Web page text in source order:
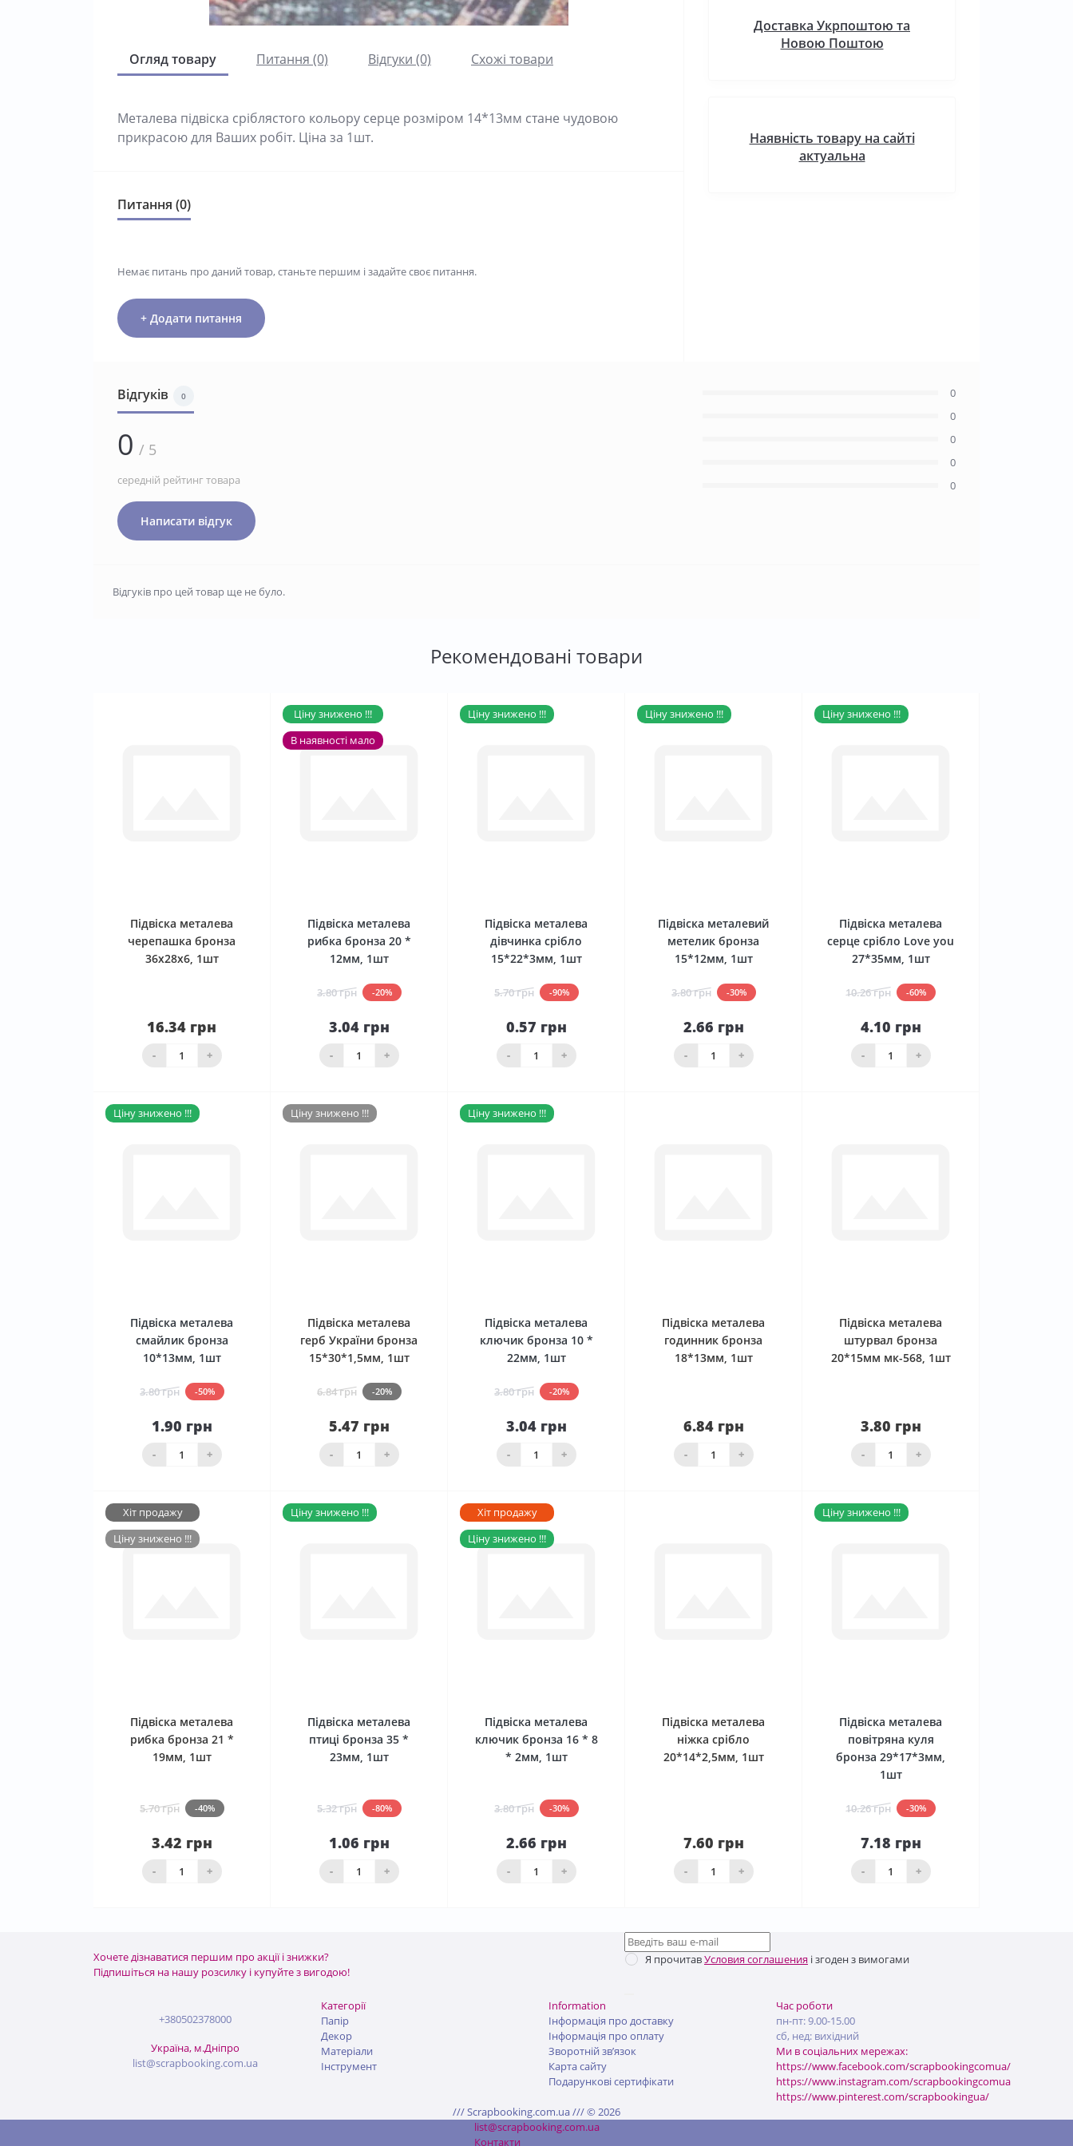
Огляд товару Питання (0) Відгуки (0) Схожі товари
Металева підвіска сріблястого кольору серце розміром 14*13мм стане чудовою
прикрасою для Ваших робіт. Ціна за 1шт.
Питання (0)
Немає питань про даний товар, станьте першим і задайте своє питання.
+ Додати питання
Доставка Укрпоштою та
Новою Поштою
Наявність товару на сайті
актуальна
Відгуків 0
0 / 5
середній рейтинг товара
Написати відгук
0
0
0
0
0
Відгуків про цей товар ще не було.
Рекомендовані товари
Підвіска металева
черепашка бронза
36x28x6, 1шт
16.34 грн
- +
Нема в наявності
Ціну знижено !!!
В наявності мало
Підвіска металева
рибка бронза 20 *
12мм, 1шт
3.80 грн -20%
3.04 грн
- +
кошика
Ціну знижено !!!
Підвіска металева
дівчинка срібло
15*22*3мм, 1шт
5.70 грн -90%
0.57 грн
- +
кошика
Ціну знижено !!!
Підвіска металевий
метелик бронза
15*12мм, 1шт
3.80 грн -30%
2.66 грн
- +
кошика
Ціну знижено !!!
Підвіска металева
серце срібло Love you
27*35мм, 1шт
10.26 грн -60%
4.10 грн
- +
кошика
Ціну знижено !!!
Підвіска металева
смайлик бронза
10*13мм, 1шт
3.80 грн -50%
1.90 грн
- +
кошика
Ціну знижено !!!
Підвіска металева
герб України бронза
15*30*1,5мм, 1шт
6.84 грн -20%
5.47 грн
- +
Нема в наявності
Ціну знижено !!!
Підвіска металева
ключик бронза 10 *
22мм, 1шт
3.80 грн -20%
3.04 грн
- +
кошика
Підвіска металева
годинник бронза
18*13мм, 1шт
6.84 грн
- +
Нема в наявності
Підвіска металева
штурвал бронза
20*15мм мк-568, 1шт
3.80 грн
- +
Нема в наявності
Хіт продажу
Ціну знижено !!!
Підвіска металева
рибка бронза 21 *
19мм, 1шт
5.70 грн -40%
3.42 грн
- +
Нема в наявності
Ціну знижено !!!
Підвіска металева
птиці бронза 35 *
23мм, 1шт
5.32 грн -80%
1.06 грн
- +
кошика
Хіт продажу
Ціну знижено !!!
Підвіска металева
ключик бронза 16 * 8
* 2мм, 1шт
3.80 грн -30%
2.66 грн
- +
кошика
Підвіска металева
ніжка срібло
20*14*2,5мм, 1шт
7.60 грн
- +
Нема в наявності
Ціну знижено !!!
Підвіска металева
повітряна куля
бронза 29*17*3мм,
1шт
10.26 грн -30%
7.18 грн
- +
кошика
Хочете дізнаватися першим про акції і знижки?
Підпишіться на нашу розсилку і купуйте з вигодою!
Я прочитавУсловия соглашения і згоден з вимогами
+380502378000
Україна, м.Дніпро
list@scrapbooking.com.ua
Категорії
Папір
Декор
Матеріали
Інструмент
Information
Інформація про доставку
Інформація про оплату
Зворотній зв’язок
Карта сайту
Подарункові сертифікати
Час роботи
пн-пт: 9.00-15.00
сб, нед: вихідний
Ми в соціальних мережах:
https://www.facebook.com/scrapbookingcomua/
https://www.instagram.com/scrapbookingcomua
https://www.pinterest.com/scrapbookingua/
/// Scrapbooking.com.ua /// © 2026
list@scrapbooking.com.ua
Контакти